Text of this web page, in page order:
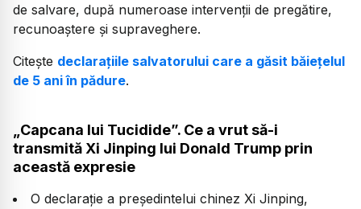
de salvare, după numeroase intervenții de pregătire,
recunoaștere și supraveghere.
Citește declarațiile salvatorului care a găsit băiețelul
de 5 ani în pădure.
„Capcana lui Tucidide”. Ce a vrut să-i
transmită Xi Jinping lui Donald Trump prin
această expresie
O declarație a președintelui chinez Xi Jinping,